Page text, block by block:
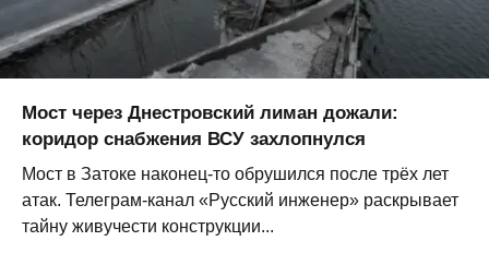
Мост через Днестровский лиман дожали:
коридор снабжения ВСУ захлопнулся
Мост в Затоке наконец-то обрушился после трёх лет
атак. Телеграм-канал «Русский инженер» раскрывает
тайну живучести конструкции...